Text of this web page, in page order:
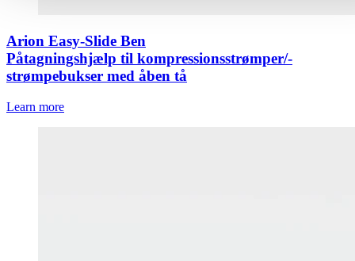
Arion Easy-Slide Ben
Påtagningshjælp til kompressionsstrømper/-
strømpebukser med åben tå
Learn more